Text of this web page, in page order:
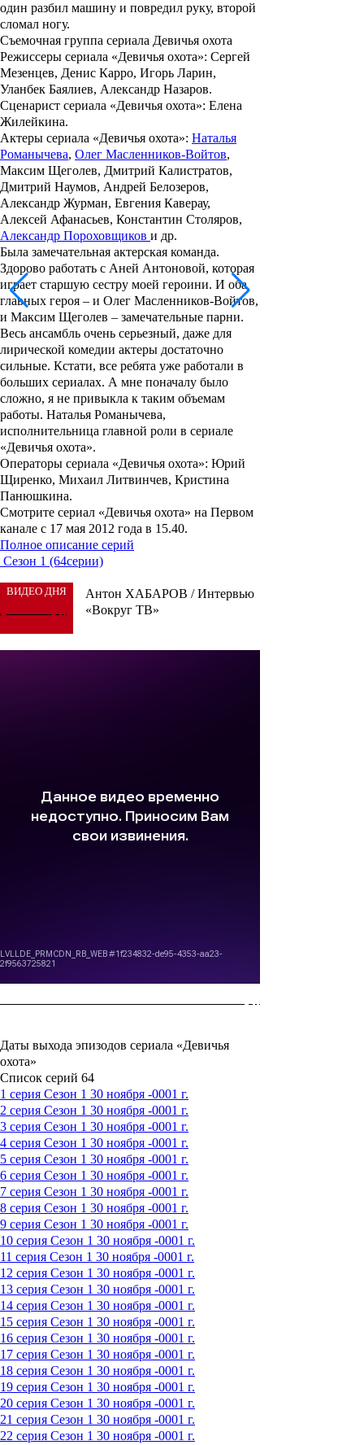
один разбил машину и повредил руку, второй
сломал ногу.
Съемочная группа сериала Девичья охота
Режиссеры сериала «Девичья охота»: Сергей
Мезенцев, Денис Карро, Игорь Ларин,
Уланбек Баялиев, Александр Назаров.
Сценарист сериала «Девичья охота»: Елена
Жилейкина.
Актеры сериала «Девичья охота»: Наталья
Романычева, Олег Масленников-Войтов,
Максим Щеголев, Дмитрий Калистратов,
Дмитрий Наумов, Андрей Белозеров,
Александр Журман, Евгения Каверау,
Алексей Афанасьев, Константин Столяров,
Александр Пороховщиков и др.
Была замечательная актерская команда.
Здорово работать с Аней Антоновой, которая
играет старшую сестру моей героини. И оба
главных героя – и Олег Масленников-Войтов,
и Максим Щеголев – замечательные парни.
Весь ансамбль очень серьезный, даже для
лирической комедии актеры достаточно
сильные. Кстати, все ребята уже работали в
больших сериалах. А мне поначалу было
сложно, я не привыкла к таким объемам
работы. Наталья Романычева,
исполнительница главной роли в сериале
«Девичья охота».
Операторы сериала «Девичья охота»: Юрий
Щиренко, Михаил Литвинчев, Кристина
Панюшкина.
Смотрите сериал «Девичья охота» на Первом
канале с 17 мая 2012 года в 15.40.
Полное описание серий
Сезон 1 (64серии)
ВИДЕО ДНЯ
Антон ХАБАРОВ / Интервью
«Вокруг ТВ»
Даты выхода эпизодов сериала «Девичья
охота»
Список серий 64
1 серия Сезон 1 30 ноября -0001 г.
2 серия Сезон 1 30 ноября -0001 г.
3 серия Сезон 1 30 ноября -0001 г.
4 серия Сезон 1 30 ноября -0001 г.
5 серия Сезон 1 30 ноября -0001 г.
6 серия Сезон 1 30 ноября -0001 г.
7 серия Сезон 1 30 ноября -0001 г.
8 серия Сезон 1 30 ноября -0001 г.
9 серия Сезон 1 30 ноября -0001 г.
10 серия Сезон 1 30 ноября -0001 г.
11 серия Сезон 1 30 ноября -0001 г.
12 серия Сезон 1 30 ноября -0001 г.
13 серия Сезон 1 30 ноября -0001 г.
14 серия Сезон 1 30 ноября -0001 г.
15 серия Сезон 1 30 ноября -0001 г.
16 серия Сезон 1 30 ноября -0001 г.
17 серия Сезон 1 30 ноября -0001 г.
18 серия Сезон 1 30 ноября -0001 г.
19 серия Сезон 1 30 ноября -0001 г.
20 серия Сезон 1 30 ноября -0001 г.
21 серия Сезон 1 30 ноября -0001 г.
22 серия Сезон 1 30 ноября -0001 г.